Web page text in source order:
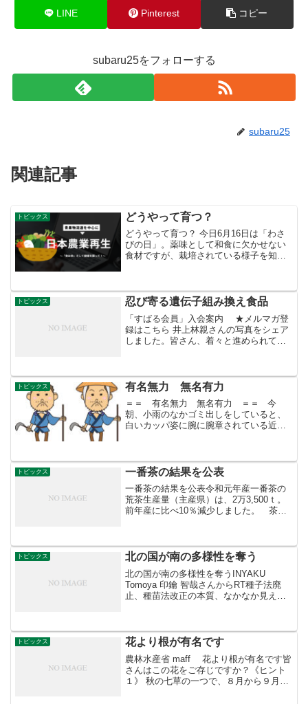
LINE Pinterest コピー
subaru25をフォローする
subaru25
関連記事
トピックス どうやって育つ？
どうやって育つ？ 今日6月16日は「わさ
びの日」。薬味として和食に欠かせない
食材ですが、栽培されている様子を知っ
みいし）式」という、明治時代に開発さ
れ、現在も続く伝統的...
トピックス 忍び寄る遺伝子組み換え食品
「すばる会員」入会案内 ★メルマガ登
録はこちら 井上林親さんの写真をシェア
しました。皆さん、着々と進められてい
も、奈良で主にお母...
トピックス 有名無力 無名有力
＝＝ 有名無力 無名有力 ＝＝ 今
朝、小雨のなかゴミ出しをしていると、
白いカッパ姿に腕に腕章されている近所
と、「８２歳になったよ...
トピックス 一番茶の結果を公表
一番茶の結果を公表令和元年産一番茶の
荒茶生産量（主産県）は、2万3,500ｔ。
前年産に比べ10％減少しました。 茶は
ります。 また、荒茶とは、収穫した茶
葉（生葉）...
トピックス 北の国が南の多様性を奪う
北の国が南の多様性を奪うINYAKU
Tomoya 印鑰 智哉さんからRT種子法廃
止、種苗法改正の本質、なかなか見えな
財産権で世界...
トピックス 花より根が有名です
農林水産省 maff 花より根が有名です皆
さんはこの花をご存じですか？《ヒント
１》 秋の七草の一つで、８月から９月に